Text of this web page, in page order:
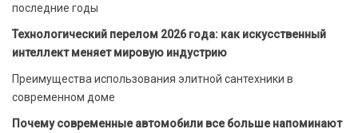
последние годы
Технологический перелом 2026 года: как искусственный
интеллект меняет мировую индустрию
Преимущества использования элитной сантехники в
современном доме
Почему современные автомобили все больше напоминают